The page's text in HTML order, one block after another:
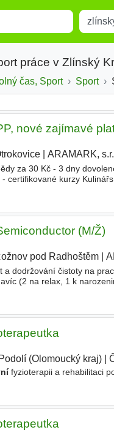
Místo
práce v Zlínský
čas, Sport Sport
nové zajímavé
ARAMARK,
za 30 Kč - 3 dny
certifikované kurzy
(M/Ž)
pod Radhoštěm
a dodržování čistoty na
(2 na relax, 1 k
Podolí (Olomoucký kraj)|
fyzioterapii a rehabilitaci